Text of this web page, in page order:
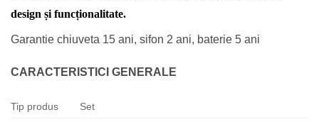
design și funcționalitate.
Garantie chiuveta 15 ani, sifon 2 ani, baterie 5 ani
CARACTERISTICI GENERALE
Tip produs Set